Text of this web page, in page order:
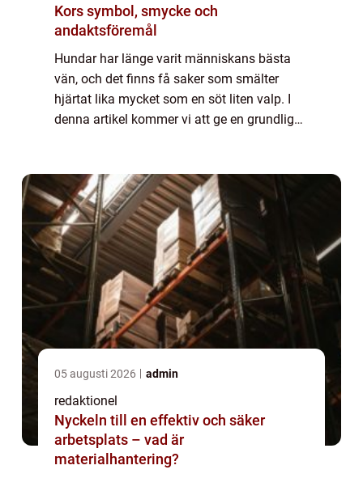
Kors symbol, smycke och
andaktsföremål
Hundar har länge varit människans bästa
vän, och det finns få saker som smälter
hjärtat lika mycket som en söt liten valp. I
denna artikel kommer vi att ge en grundlig
05 augusti 2026 admin
redaktionel
Nyckeln till en effektiv och säker
arbetsplats – vad är
materialhantering?